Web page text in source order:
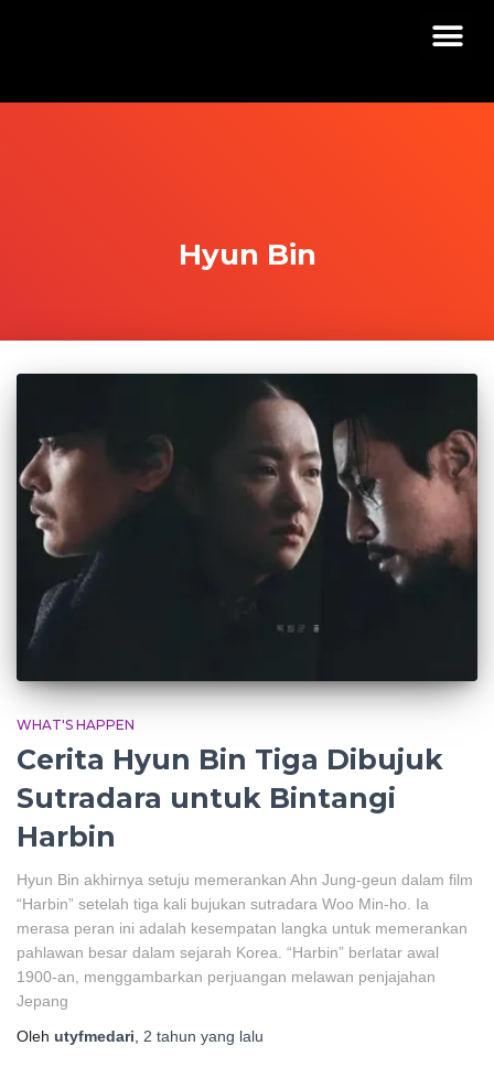
Hyun Bin
WHAT'S HAPPEN
Cerita Hyun Bin Tiga Dibujuk
Sutradara untuk Bintangi
Harbin
Hyun Bin akhirnya setuju memerankan Ahn Jung-geun dalam film
“Harbin” setelah tiga kali bujukan sutradara Woo Min-ho. Ia
merasa peran ini adalah kesempatan langka untuk memerankan
pahlawan besar dalam sejarah Korea. “Harbin” berlatar awal
1900-an, menggambarkan perjuangan melawan penjajahan
Jepang
Oleh utyfmedari 2 tahun yang lalu